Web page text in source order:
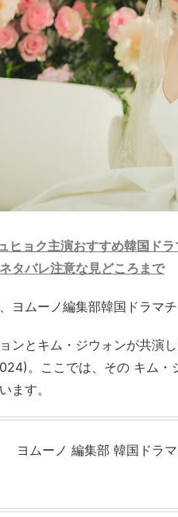
ヒョク主演おすすめ韓国ド
タバレ注意な見どころまで
ヨムーノ編集部韓国ドラマチ
ンとキム・ジウォンが共演
。ここでは、その キム・
ます。
ヨムーノ 編集部 韓国ドラ